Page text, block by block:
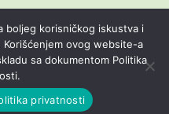
nama
Kontakt
privatnosti
Website byCONNECTIONS
boljeg korisničkog iskustva i
ovog website-a
sa dokumentom Politika
privatnosti